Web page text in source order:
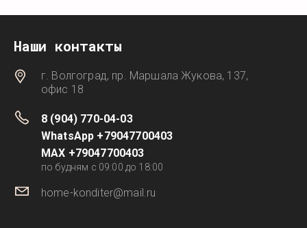
Наши контакты
г. Волгоград, пр. Маршала Жукова, 137,
офис 18
8 (904) 770-04-03
WhatsApp +79047700403
MAX +79047700403
по будням с 09:00 до 18:00
home-konditer@mail.ru